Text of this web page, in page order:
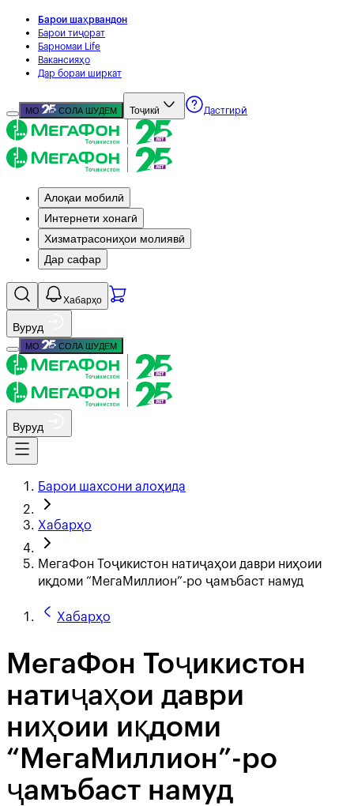
Барои шаҳрвандон
Барои тиҷорат
Барномаи Life
Вакансияҳо
Дар бораи ширкат
МО СОЛА ШУДЕМ Тоҷикӣ Дастгирӣ
Алоқаи мобилӣ
Интернети хонагӣ
Хизматрасониҳои молиявӣ
Дар сафар
Хабарҳо
Вуруд
МО СОЛА ШУДЕМ
Вуруд
Барои шахсони алоҳида
Хабарҳо
МегаФон Тоҷикистон натиҷаҳои даври ниҳоии
иқдоми “МегаМиллион”-ро ҷамъбаст намуд
Хабарҳо
МегаФон Тоҷикистон
натиҷаҳои даври
ниҳоии иқдоми
“МегаМиллион”-ро
ҷамъбаст намуд